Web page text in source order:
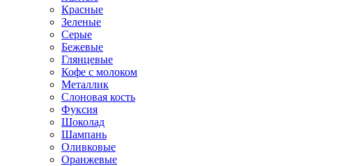
Красные
Зеленые
Серые
Бежевые
Глянцевые
Кофе с молоком
Металлик
Слоновая кость
Фуксия
Шоколад
Шампань
Оливковые
Оранжевые